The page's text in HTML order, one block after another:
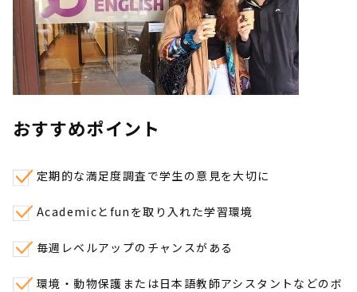
おすすめポイント
定期的な満足度調査で学生の意見を大切に
Academicとfunを取り入れた学習環境
毎週レベルアップのチャンスがある
環境・動物保護または日本語教師アシスタントなどのボ